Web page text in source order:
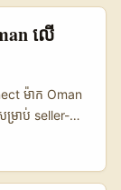
deals
brands
form) High
Medium
ល្អសម្រាប់ viral
perception
ាឧបករណ៍
ត្តអ្នកស្តាប់នៅ
កម្ពុជា — ត្រូវ
ហ្វាំងឡង់, វិធី
រាប់
🧩 Metric
1.200.000
💬 Avg
លើ
ម៉ាក Oman
ម្រាប់ seller-
នែក